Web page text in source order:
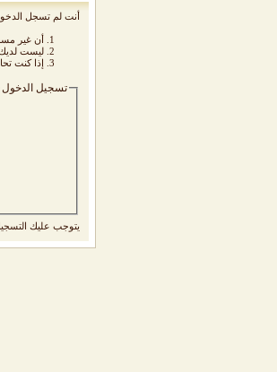
أنت لم تسجل
أن غير
ليست
إذا كنت
تسجيل الدخول
يتوجب عليك